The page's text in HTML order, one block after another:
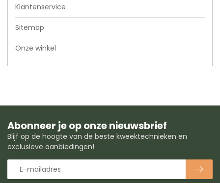
Klantenservice
Sitemap
Onze winkel
Abonneer je op onze nieuwsbrief
Blijf op de hoogte van de beste kweektechnieken en
exclusieve aanbiedingen!